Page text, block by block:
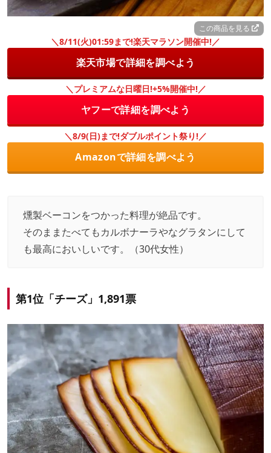
この商品を見る
＼8/11(火)01:59まで!楽天マラソン開催中!／
楽天市場で詳細を調べよう
＼プレミアムな日曜日!+5%開催中!／
ヤフーで詳細を調べよう
＼8/9(日)まで!ダブルポイント祭り!／
Amazonで詳細を調べよう
燻製ベーコンをつかった料理が絶品です。
そのままたべてもカルボナーラやなグラタンにして
も最高においしいです。（30代女性）
第1位「チーズ」1,891票